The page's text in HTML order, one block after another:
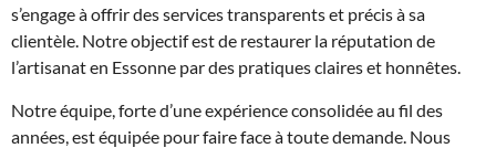
s’engage à offrir des services transparents et précis à sa
clientèle. Notre objectif est de restaurer la réputation de
l’artisanat en Essonne par des pratiques claires et honnêtes.
Notre équipe, forte d’une expérience consolidée au fil des
années, est équipée pour faire face à toute demande. Nous